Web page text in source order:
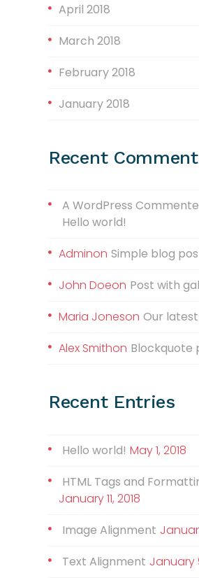
April 2018
March 2018
February 2018
January 2018
Recent
A WordPress
Hello world!
Adminon Simple blog
John Doeon Post with
Maria Joneson Our
Alex Smithon Blockquote
Recent Entries
Hello world! May 1, 2018
HTML Tags and
January 11, 2018
Image Alignment
Text Alignment January